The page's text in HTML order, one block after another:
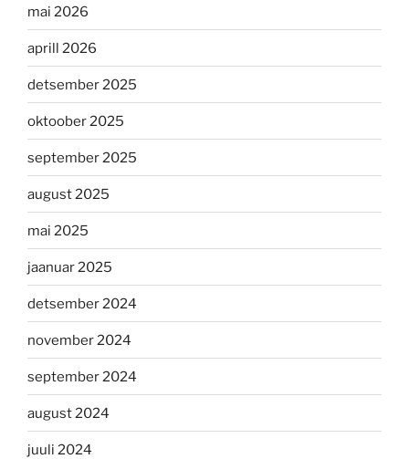
mai 2026
aprill 2026
detsember 2025
oktoober 2025
september 2025
august 2025
mai 2025
jaanuar 2025
detsember 2024
november 2024
september 2024
august 2024
juuli 2024